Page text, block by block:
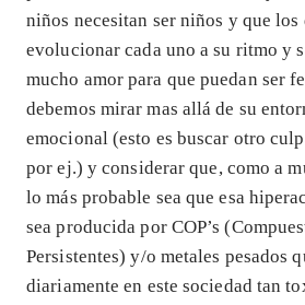
niños necesitan ser niños y que los
evolucionar cada uno a su ritmo y
mucho amor para que puedan ser
debemos mirar mas allá de su
emocional (esto es buscar otro
por ej.) y considerar que, como a
lo más probable sea que esa
sea producida por COP’s
Persistentes) y/o metales pesados
diariamente en este sociedad tan